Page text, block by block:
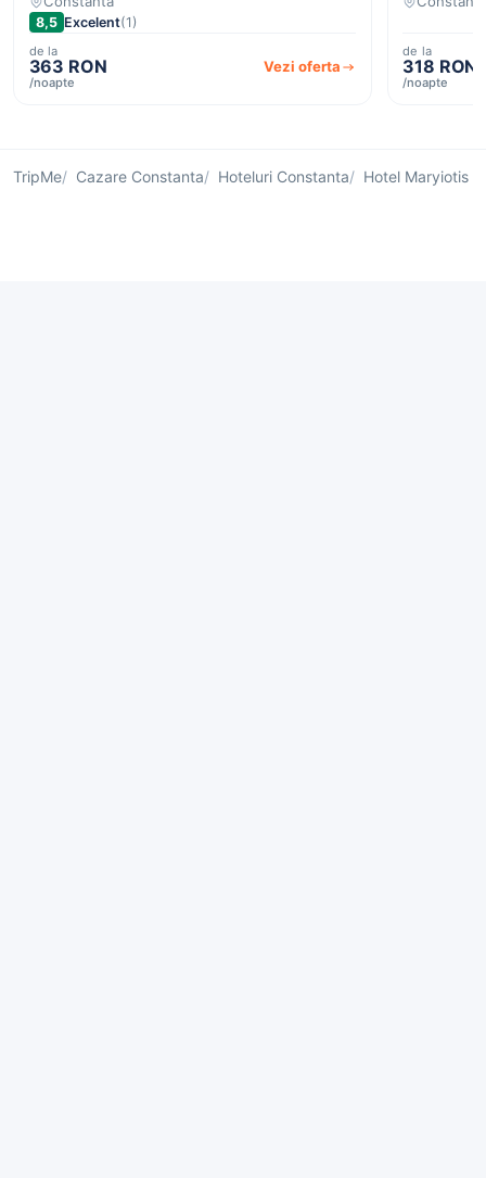
8,5 Excelent(1)
de la
363 RON
/noapte
Vezi oferta
de la
318 RON
/noapte
TripMe Cazare Constanta Hoteluri Constanta Hotel Maryiotis